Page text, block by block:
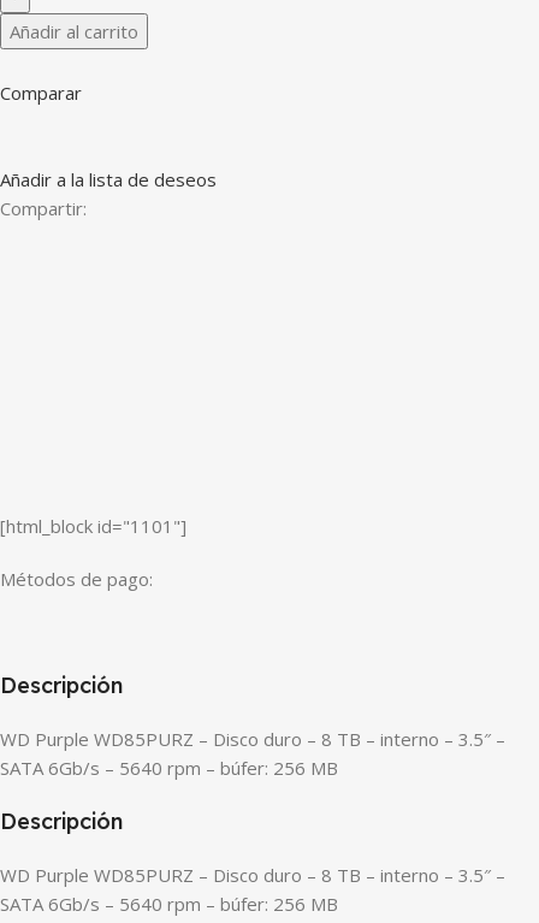
Añadir al carrito
Comparar
Añadir a la lista de deseos
Compartir:
[html_block id="1101"]
Métodos de pago:
Descripción
WD Purple WD85PURZ – Disco duro – 8 TB – interno – 3.5″ –
SATA 6Gb/s – 5640 rpm – búfer: 256 MB
Descripción
WD Purple WD85PURZ – Disco duro – 8 TB – interno – 3.5″ –
SATA 6Gb/s – 5640 rpm – búfer: 256 MB